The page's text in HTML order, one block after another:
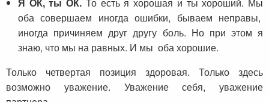
Я ОК, ты ОК. То есть я хорошая и ты хороший. Мы
оба совершаем иногда ошибки, бываем неправы,
иногда причиняем друг другу боль. Но при этом я
знаю, что мы на равных. И мы оба хорошие.
Только четвертая позиция здоровая. Только здесь
возможно уважение. Уважение себя, уважение